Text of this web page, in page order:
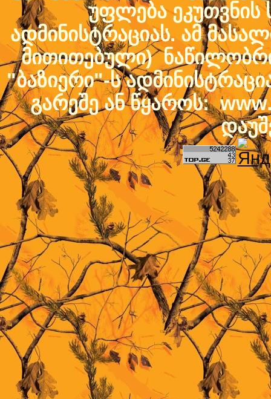
უფლება ეკუთვნის
ადმინისტრაციას. ამ
მითითებული)
"ბაზიერი"-ს
გარეშე ან წყაროს: